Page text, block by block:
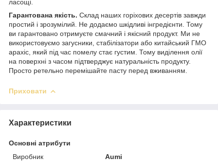
ласощі.
Гарантована якість. Склад наших горіхових десертів завжди
простий і зрозумілий. Не додаємо шкідливі інгредієнти. Тому
ви гарантовано отримуєте смачний і якісний продукт. Ми не
використовуємо загусники, стабілізатори або китайський ГМО
арахіс, який під час помелу стає густим. Тому виділення олії
на поверхні з часом підтверджує натуральність продукту.
Просто ретельно перемішайте пасту перед вживанням.
Приховати
Характеристики
Основні атрибути
Виробник
Aumi